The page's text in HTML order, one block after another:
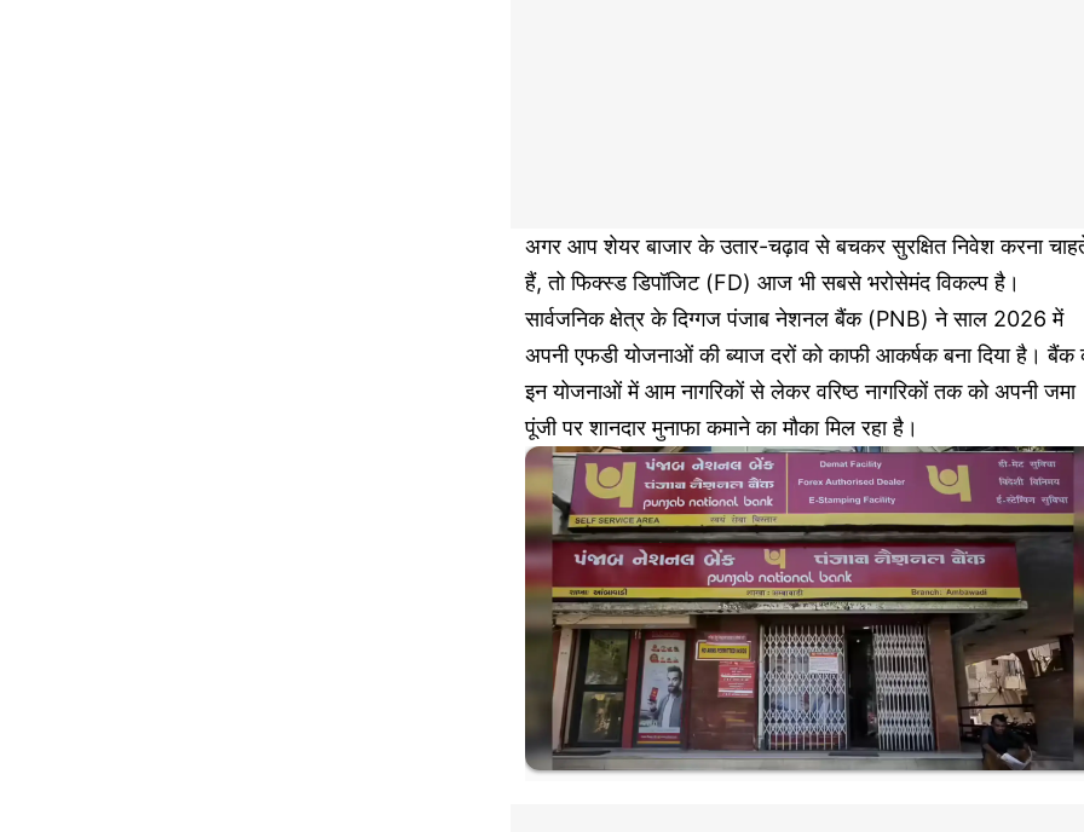
अगर आप शेयर बाजार के उतार-चढ़ाव से बचकर सुरक्षित निवेश करना
हैं, तो फिक्स्ड डिपॉजिट (FD) आज भी सबसे भरोसेमंद विकल्प है।
सार्वजनिक क्षेत्र के दिग्गज पंजाब नेशनल बैंक (PNB) ने साल 2026 में
अपनी एफडी योजनाओं की ब्याज दरों को काफी आकर्षक बना दिया है। बैंक
इन योजनाओं में आम नागरिकों से लेकर वरिष्ठ नागरिकों तक को अपनी जमा
पूंजी पर शानदार मुनाफा कमाने का मौका मिल रहा है।